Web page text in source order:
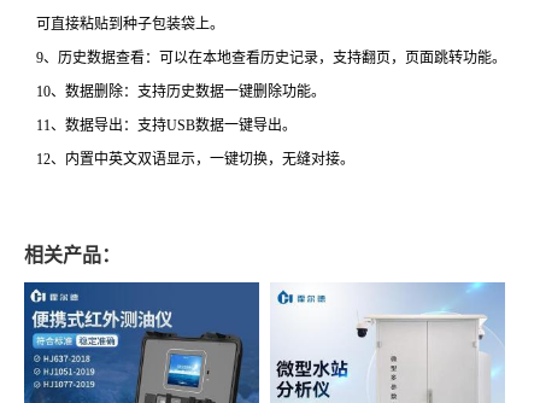
可直接粘贴到种子包装袋上。
9、历史数据查看：可以在本地查看历史记录，支持翻页，页面跳转功能。
10、数据删除：支持历史数据一键删除功能。
11、数据导出：支持USB数据一键导出。
12、内置中英文双语显示，一键切换，无缝对接。
相关产品：